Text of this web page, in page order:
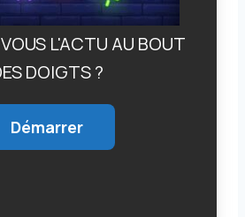
L'ACTU AU BOUT
DOIGTS ?